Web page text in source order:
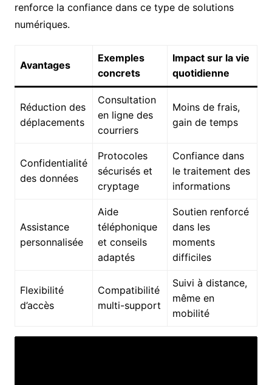
renforce la confiance dans ce type de solutions
numériques.
Avantages
Exemples
concrets
Impact sur la vie
quotidienne
Réduction des
déplacements
Consultation
en ligne des
courriers
Moins de frais,
gain de temps
Confidentialité
des données
Protocoles
sécurisés et
cryptage
Confiance dans
le traitement des
informations
Assistance
personnalisée
Aide
téléphonique
et conseils
adaptés
Soutien renforcé
dans les
moments
difficiles
Flexibilité
d’accès
Compatibilité
multi-support
Suivi à distance,
même en
mobilité